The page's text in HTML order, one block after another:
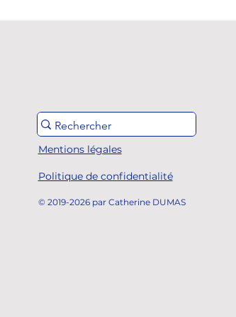
Mentions légales
Politique de confidentialité
© 2019-2026 par Catherine DUMAS